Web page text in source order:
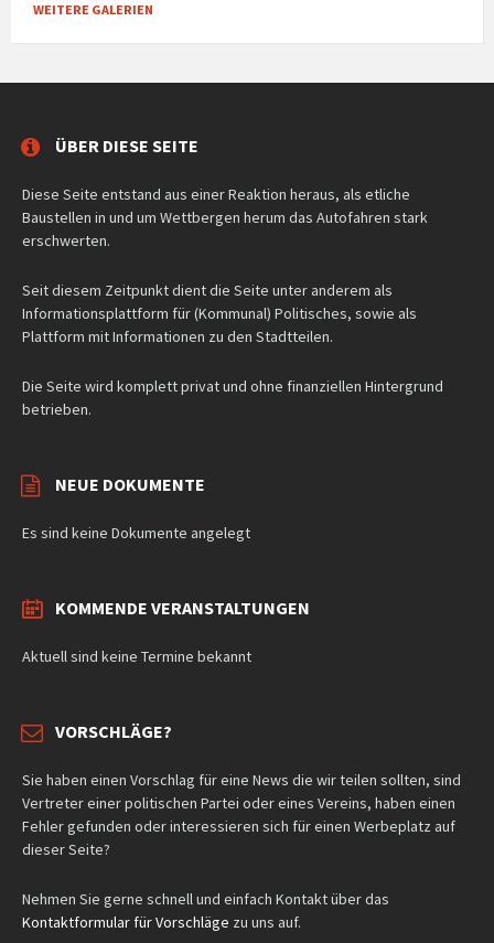
WEITERE GALERIEN
ÜBER DIESE SEITE
Diese Seite entstand aus einer Reaktion heraus, als etliche
Baustellen in und um Wettbergen herum das Autofahren stark
erschwerten.
Seit diesem Zeitpunkt dient die Seite unter anderem als
Informationsplattform für (Kommunal) Politisches, sowie als
Plattform mit Informationen zu den Stadtteilen.
Die Seite wird komplett privat und ohne finanziellen Hintergrund
betrieben.
NEUE DOKUMENTE
Es sind keine Dokumente angelegt
KOMMENDE VERANSTALTUNGEN
Aktuell sind keine Termine bekannt
VORSCHLÄGE?
Sie haben einen Vorschlag für eine News die wir teilen sollten, sind
Vertreter einer politischen Partei oder eines Vereins, haben einen
Fehler gefunden oder interessieren sich für einen Werbeplatz auf
dieser Seite?
Nehmen Sie gerne schnell und einfach Kontakt über das
Kontaktformular für Vorschläge zu uns auf.